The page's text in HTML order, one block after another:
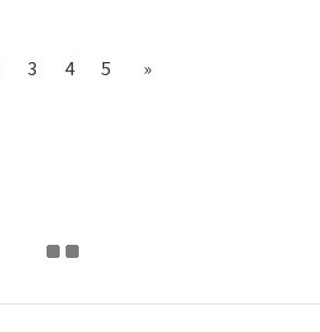
3 4 5 »